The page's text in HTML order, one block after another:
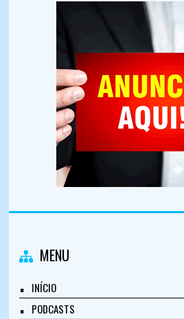
MENU
INÍCIO
PODCASTS